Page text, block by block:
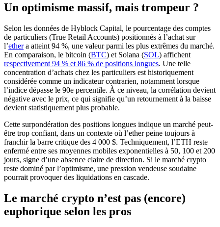
Un optimisme massif, mais trompeur ?
Selon les données de Hyblock Capital, le pourcentage des comptes
de particuliers (True Retail Accounts) positionnés à l’achat sur
l’ethera atteint 94 %, une valeur parmi les plus extrêmes du marché.
En comparaison, le bitcoin (BTC) et Solana (SOL) affichent
respectivement 94 % et 86 % de positions longues. Une telle
concentration d’achats chez les particuliers est historiquement
considérée comme un indicateur contrarien, notamment lorsque
l’indice dépasse le 90e percentile. À ce niveau, la corrélation devient
négative avec le prix, ce qui signifie qu’un retournement à la baisse
devient statistiquement plus probable.
Cette surpondération des positions longues indique un marché peut-
être trop confiant, dans un contexte où l’ether peine toujours à
franchir la barre critique des 4 000 $. Techniquement, l’ETH reste
enfermé entre ses moyennes mobiles exponentielles à 50, 100 et 200
jours, signe d’une absence claire de direction. Si le marché crypto
reste dominé par l’optimisme, une pression vendeuse soudaine
pourrait provoquer des liquidations en cascade.
Le marché crypto n’est pas (encore)
euphorique selon les pros